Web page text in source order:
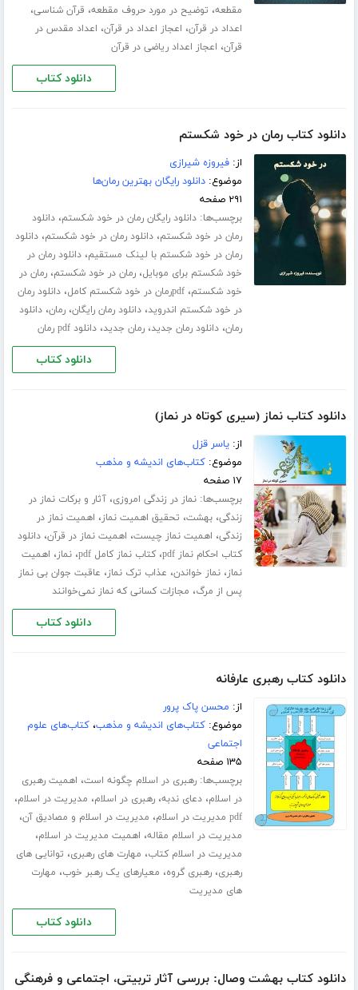
مقطعه، توضیح در مورد حروف مقطعه، قرآن شناسی،
اعداد در قرآن، اعجاز اعداد در قرآن، اعداد مقدس در
قرآن، اعجاز اعداد ریاضی در قرآن
دانلود کتاب
دانلود کتاب رمان در خود شکستم
از:فیروزه شیرازی
موضوع:دانلود رایگان بهترین رمان‌ها
۲۹۱ صفحه
برچسب‌ها:دانلود رایگان رمان در خود شکستم،دانلود
رمان در خود شکستم،دانلود رمان در خود شکستم،دانلود
رمان در خود شکستم با لینک مستقیم،دانلود رمان در
خود شکستم برای موبایل،رمان در خود شکستم،رمان در
خود شکستم،pdfرمان در خود شکستم کامل ،دانلود رمان
در خود شکستم اندروید،دانلود رمان رایگان،رمان،دانلود
رمان،دانلود رمان جدید،رمان جدید،دانلود pdf رمان
دانلود کتاب
دانلود کتاب نماز (سیری کوتاه در نماز)
از:یاسر قزل
موضوع:کتاب‌های اندیشه و مذهب
۱۷ صفحه
برچسب‌ها:نماز در زندگی امروزی،آثار و برکات نماز در
زندگی،بهشت، تحقیق اهمیت نماز، اهمیت نماز در
زندگی، اهمیت نماز چیست، اهمیت نماز در قرآن،دانلود
کتاب احکام نماز pdf
،کتاب نماز کامل pdf ،نماز، اهمیت
نماز،نماز خواندن، عذاب ترک نماز، عاقبت جوان بی نماز
پس از مرگ، مجازات کسانی که نماز نمی‌خوانند
دانلود کتاب
دانلود کتاب رهبری عارفانه
از: محسن پاک پرور
موضوع:کتاب‌های اندیشه و مذهب،کتاب‌های علوم
اجتماعی
۱۳۵ صفحه
برچسب‌ها:رهبری در اسلام چگونه است، اهمیت رهبری
در اسلام،دعای ندبه،رهبری در اسلام، مدیریت در اسلام،
pdf مدیریت در اسلام ، مدیریت در اسلام و مصادیق آن،
مدیریت در اسلام مقاله، اهمیت مدیریت در اسلام،
مدیریت در اسلام کتاب، مهارت های رهبری، توانایی های
رهبری،رهبری گروه، معیارهای یک رهبر خوب، مهارت
های مدیریت
دانلود کتاب
دانلود کتاب بهشت وصال: بررسی آثار تربیتی، اجتماعی و فرهنگی